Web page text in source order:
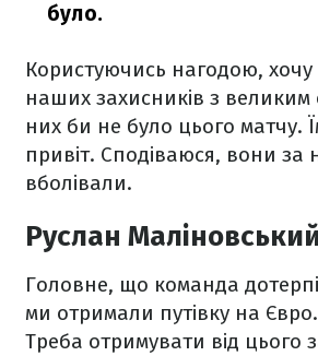
було.
Користуючись нагодою, хочу
наших захисників з великим
них би не було цього матчу.
привіт. Сподіваюся, вони за
вболівали.
Руслан
Головне, що команда
ми отримали путівку на
Треба отримувати від цього